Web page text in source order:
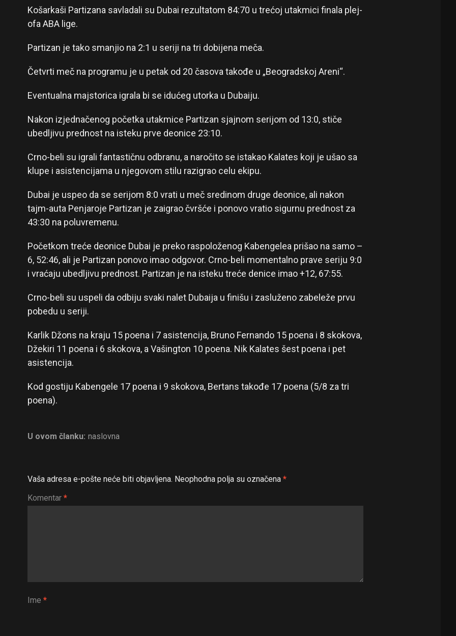
Košarkaši Partizana savladali su Dubai rezultatom 84:70 u trećoj utakmici finala plej-
ofa ABA lige.
Partizan je tako smanjio na 2:1 u seriji na tri dobijena meča.
Četvrti meč na programu je u petak od 20 časova takođe u „Beogradskoj Areni“.
Eventualna majstorica igrala bi se idućeg utorka u Dubaiju.
Nakon izjednačenog početka utakmice Partizan sjajnom serijom od 13:0, stiče
ubedljivu prednost na isteku prve deonice 23:10.
Crno-beli su igrali fantastičnu odbranu, a naročito se istakao Kalates koji je ušao sa
klupe i asistencijama u njegovom stilu razigrao celu ekipu.
Dubai je uspeo da se serijom 8:0 vrati u meč sredinom druge deonice, ali nakon
tajm-auta Penjaroje Partizan je zaigrao čvršće i ponovo vratio sigurnu prednost za
43:30 na poluvremenu.
Početkom treće deonice Dubai je preko raspoloženog Kabengelea prišao na samo –
6, 52:46, ali je Partizan ponovo imao odgovor. Crno-beli momentalno prave seriju 9:0
i vraćaju ubedljivu prednost. Partizan je na isteku treće denice imao +12, 67:55.
Crno-beli su uspeli da odbiju svaki nalet Dubaija u finišu i zasluženo zabeleže prvu
pobedu u seriji.
Karlik Džons na kraju 15 poena i 7 asistencija, Bruno Fernando 15 poena i 8 skokova,
Džekiri 11 poena i 6 skokova, a Vašington 10 poena. Nik Kalates šest poena i pet
asistencija.
Kod gostiju Kabengele 17 poena i 9 skokova, Bertans takođe 17 poena (5/8 za tri
poena).
U ovom članku: naslovna
Vaša adresa e-pošte neće biti objavljena. Neophodna polja su označena *
Komentar *
Ime *